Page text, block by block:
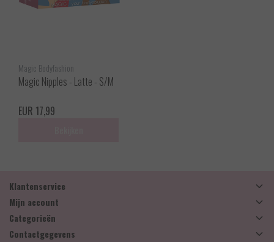
Magic Bodyfashion
Magic Nipples - Latte - S/M
EUR 17,99
Klantenservice
Mijn account
Categorieën
Contactgegevens